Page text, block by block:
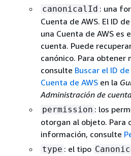
canonicalId : una
Cuenta de AWS. El ID
una Cuenta de AWS es
cuenta. Puede
canónico. Para obtener
consulte Buscar el ID
Cuenta de AWS en la
Administración de
permission : los
otorgan al objeto. Para
información, consulte
type : el tipo